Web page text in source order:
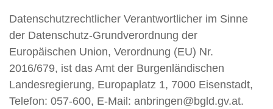
Datenschutzrechtlicher Verantwortlicher im Sinne
der Datenschutz-Grundverordnung der
Europäischen Union, Verordnung (EU) Nr.
2016/679, ist das Amt der Burgenländischen
Landesregierung, Europaplatz 1, 7000 Eisenstadt,
Telefon: 057-600, E-Mail: anbringen@bgld.gv.at.